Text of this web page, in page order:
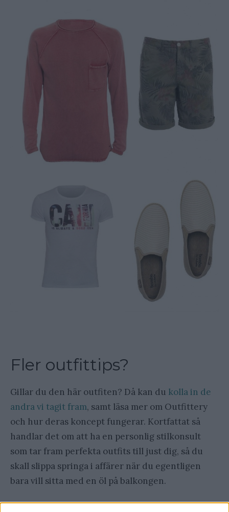
Fler outfittips?
Gillar du den här outfiten? Då kan du kolla in de
andra vi tagit fram, samt läsa mer om Outfittery
och hur deras koncept fungerar. Kortfattat så
handlar det om att ha en personlig stilkonsult
som tar fram perfekta outfits till just dig, så du
skall slippa springa i affärer när du egentligen
bara vill sitta med en öl på balkongen.